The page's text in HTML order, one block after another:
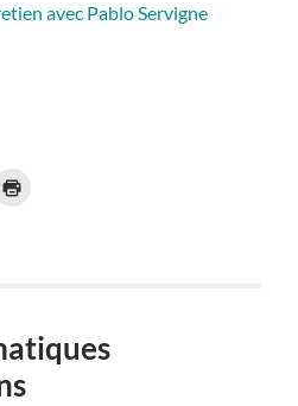
avec Pablo Servigne